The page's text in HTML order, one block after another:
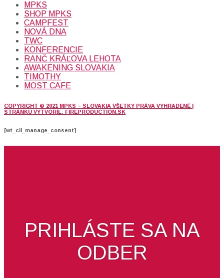
MPKS
SHOP MPKS
CAMPFEST
NOVÁ DNA
TWC
KONFERENCIE
RANČ KRÁĽOVA LEHOTA
AWAKENING SLOVAKIA
TIMOTHY
MOST CAFE
COPYRIGHT © 2021 MPKS – SLOVAKIA VŠETKY PRÁVA VYHRADENÉ |
STRÁNKU VYTVORIL: FIREPRODUCTION.SK
[wt_cli_manage_consent]
PRIHLÁSTE SA NA
ODBER